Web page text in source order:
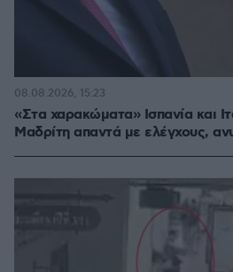
«Στα χαρακώματα» Ισπανία και
Μαδρίτη απαντά με ελέγχους,
08.08.2026, 15:23